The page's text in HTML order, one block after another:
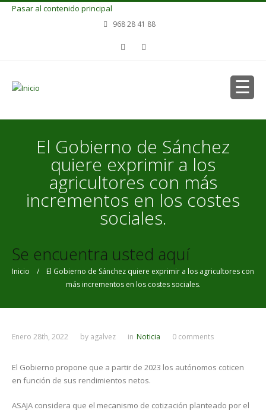
Pasar al contenido principal
968 28 41 88
El Gobierno de Sánchez
quiere exprimir a los
agricultores con más
incrementos en los costes
sociales.
Se encuentra usted aquí
Inicio / El Gobierno de Sánchez quiere exprimir a los agricultores con
más incrementos en los costes sociales.
Enero 28th, 2022 by agalvez in Noticia 0 comments
El Gobierno propone que a partir de 2023 los autónomos coticen
en función de sus rendimientos netos.
ASAJA considera que el mecanismo de cotización planteado por el